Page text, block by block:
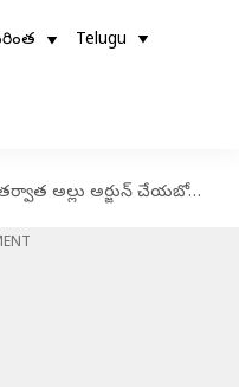
Telugu
అర్జున్ చేయబోయే సినిమాపై క్లారిటీ ఇచ్చిన నిర్మాత